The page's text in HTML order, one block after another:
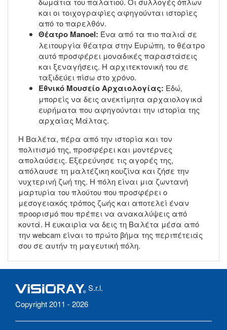
και οι τοιχογραφίες αφηγούνται ιστορίες
από το παρελθόν.
Θέατρο Manoel: Ένα από τα πιο παλιά σε
λειτουργία θέατρα στην Ευρώπη, το θέατρο
αυτό προσφέρει μοναδικές παραστάσεις
και ξεναγήσεις. Η αρχιτεκτονική του σε
ταξιδεύει πίσω στο χρόνο.
Εθνικό Μουσείο Αρχαιολογίας: Εδώ,
μπορείς να δεις ανεκτίμητα αρχαιολογικά
ευρήματα που αφηγούνται την ιστορία της
αρχαίας Μάλτας.
Η Βαλέτα, πέρα από την ιστορία και τον
πολιτισμό της, προσφέρει και μοντέρνες
απολαύσεις. Εξερεύνησε τις αγορές της,
απόλαυσε τη μαλτέζικη κουζίνα και ζήσε την
νυχτερινή ζωή της. Η πόλη είναι μια ζωντανή
μαρτυρία του πλούτου που προσφέρει ο
μεσογειακός τρόπος ζωής και αποτελεί έναν
προορισμό που πρέπει να ανακαλύψεις από
κοντά. Η ευκαιρία να δεις τη Βαλέτα μέσα από
την webcam είναι το πρώτο βήμα της περιπέτειάς
σου σε αυτήν τη μαγευτική πόλη.
S.r.l.
Copyright 2011 - 2026